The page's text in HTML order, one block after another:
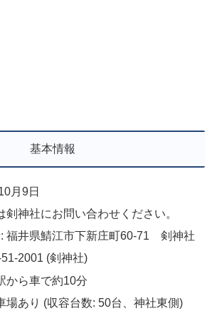
基本情報
月9日
剣神社にお問い合わせください。
福井県鯖江市下新庄町60-71 剣神社
2001 (剣神社)
から車で約10分
場あり (収容台数: 50台、神社東側)